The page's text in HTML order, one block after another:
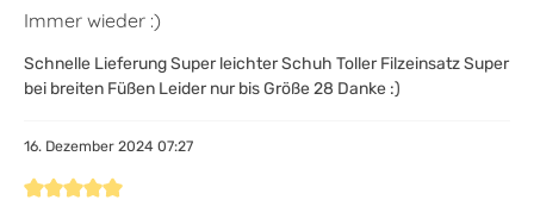
Bewertung mit 5 von 5 Sternen
Immer wieder :)
Schnelle Lieferung Super leichter Schuh Toller Filzeinsatz Super
bei breiten Füßen Leider nur bis Größe 28 Danke :)
16. Dezember 2024 07:27